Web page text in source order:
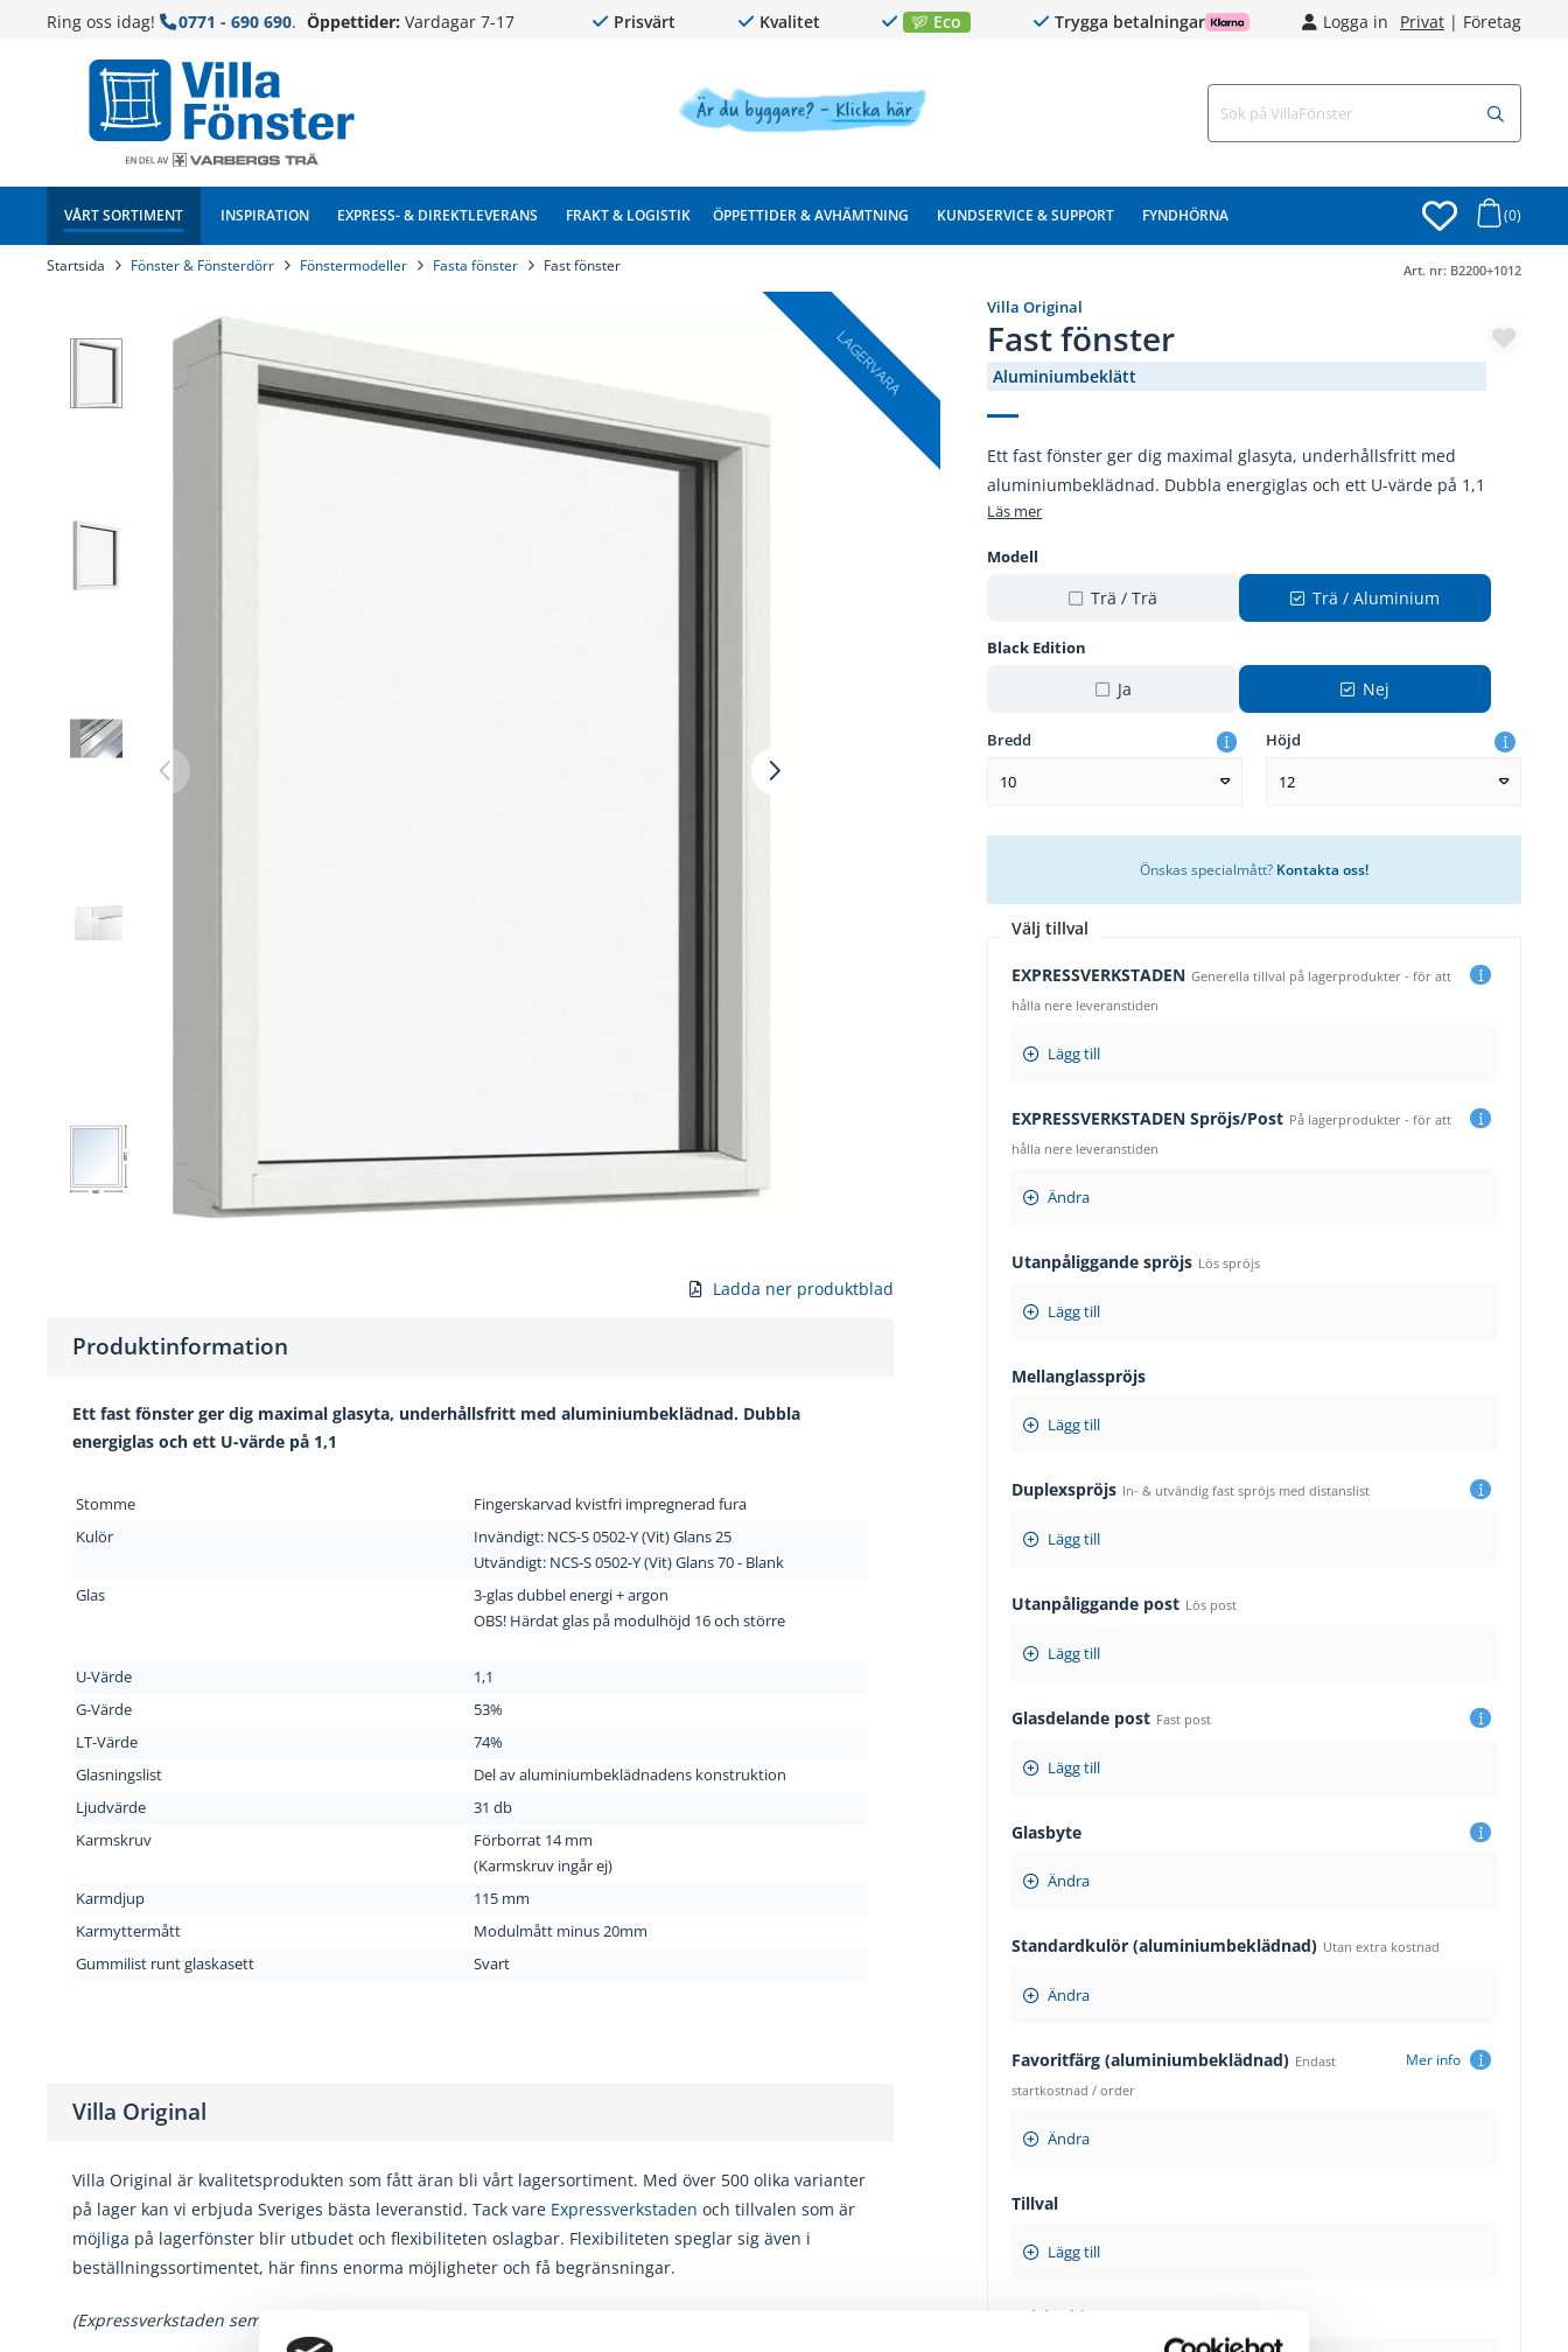
Ring oss idag! 0771 - 690 690. Öppettider: Vardagar 7-17 Prisvärt Kvalitet Eco Trygga betalningar Logga in Privat| Företag
VÅRT SORTIMENT INSPIRATION EXPRESS- & DIREKTLEVERANS FRAKT & LOGISTIK ÖPPETTIDER & AVHÄMTNING KUNDSERVICE & SUPPORT FYNDHÖRNA (0)
Startsida Fönster & Fönsterdörr Fönstermodeller Fasta fönster Fast fönster
LAGERVARA
980
1180
Art. nr: B2200+1012
Villa Original
Fast fönster
Aluminiumbeklätt
Ett fast fönster ger dig maximal glasyta, underhållsfritt med
aluminiumbeklädnad. Dubbla energiglas och ett U-värde på 1,1
Läs mer
Modell
Trä / Trä Trä / Aluminium
Black Edition
Ja Nej
Bredd
10
Höjd
12
Önskas specialmått? Kontakta oss!
Välj tillval
EXPRESSVERKSTADEN Generella tillval på lagerprodukter - för att
hålla nere leveranstiden
Lägg till
EXPRESSVERKSTADEN Spröjs/Post På lagerprodukter - för att
hålla nere leveranstiden
Ändra
Utanpåliggande spröjs Lös spröjs
Lägg till
Mellanglasspröjs
Lägg till
Duplexspröjs In- & utvändig fast spröjs med distanslist
Lägg till
Utanpåliggande post Lös post
Lägg till
Glasdelande post Fast post
Lägg till
Glasbyte
Ändra
Standardkulör (aluminiumbeklädnad) Utan extra kostnad
Ändra
Mer info
Favoritfärg (aluminiumbeklädnad) Endast
startkostnad / order
Ändra
Tillval
Lägg till
Solskydd
Ladda ner produktblad
Produktinformation
Ett fast fönster ger dig maximal glasyta, underhållsfritt med aluminiumbeklädnad. Dubbla
energiglas och ett U-värde på 1,1
Stomme
Fingerskarvad kvistfri impregnerad fura
Kulör
Invändigt: NCS-S 0502-Y (Vit) Glans 25
Utvändigt: NCS-S 0502-Y(Vit)Glans 70 - Blank
Glas
3-glas dubbel energi + argon
OBS! Härdat glas på modulhöjd 16 och större
U-Värde
1,1
G-Värde
53%
LT-Värde
74%
Glasningslist
Del av aluminiumbeklädnadens konstruktion
Ljudvärde
31 db
Karmskruv
Förborrat 14 mm
(Karmskruv ingår ej)
Karmdjup
115 mm
Karmyttermått
Modulmått minus 20mm
Gummilist runt glaskasett
Svart
Villa Original
Villa Original är kvalitetsprodukten som fått äran bli vårt lagersortiment. Med över 500 olika varianter
på lager kan vi erbjuda Sveriges bästa leveranstid. Tack vare Expressverkstaden och tillvalen som är
möjliga på lagerfönster blir utbudet och flexibiliteten oslagbar. Flexibiliteten speglar sig även i
beställningssortimentet, här finns enorma möjligheter och få begränsningar.
(Expressverkstaden semesterstängd v. 29-32)